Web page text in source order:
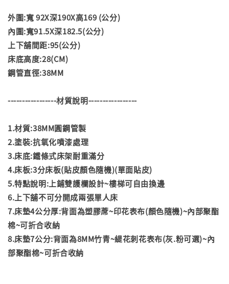
外圍:寬 92X深190X高169 (公分)
內圍:寬91.5X深182.5(公分)
上下舖間距:95(公分)
床底高度:28(CM)
鋼管直徑:38MM
-----------------材質說明-----------------
1.材質:38MM圓鋼管製
2.塗裝:抗氧化噴漆處理
3.床底:鐵條式床架耐重滿分
4.床板:3分床板(貼皮顏色隨機)(單面貼皮)
5.特點說明:上鋪雙護欄設計~樓梯可自由換邊
6.上下舖不可分開成兩張單人床
7.床墊4公分厚:背面為塑膠蓆~印花表布(顏色隨機)~內部聚酯
棉~可折合收納
8.床墊7公分:背面為8MM竹青~緹花刺花表布(灰.粉可選)~內
部聚酯棉~可折合收納